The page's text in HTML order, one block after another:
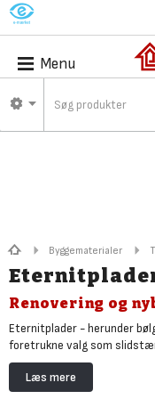
M
Menu
Byggematerialer
Renovering og
Eternitplader - herunder
foretrukne valg som
I Bygmas udvalg er alle
bruges som eternittag eller
Læs mere